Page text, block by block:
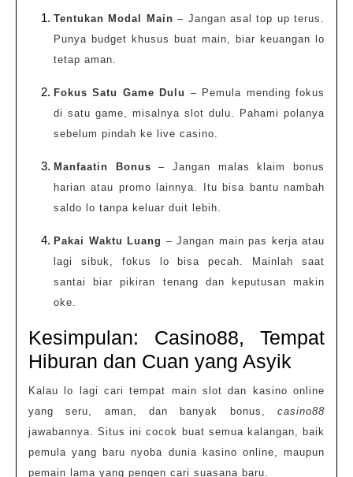
Tentukan Modal Main – Jangan asal top up terus.
Punya budget khusus buat main, biar keuangan lo
tetap aman.
Fokus Satu Game Dulu – Pemula mending fokus
di satu game, misalnya slot dulu. Pahami polanya
sebelum pindah ke live casino.
Manfaatin Bonus – Jangan malas klaim bonus
harian atau promo lainnya. Itu bisa bantu nambah
saldo lo tanpa keluar duit lebih.
Pakai Waktu Luang – Jangan main pas kerja atau
lagi sibuk, fokus lo bisa pecah. Mainlah saat
santai biar pikiran tenang dan keputusan makin
oke.
Kesimpulan: Casino88, Tempat
Hiburan dan Cuan yang Asyik
Kalau lo lagi cari tempat main slot dan kasino online
yang seru, aman, dan banyak bonus, casino88
jawabannya. Situs ini cocok buat semua kalangan, baik
pemula yang baru nyoba dunia kasino online, maupun
pemain lama yang pengen cari suasana baru.